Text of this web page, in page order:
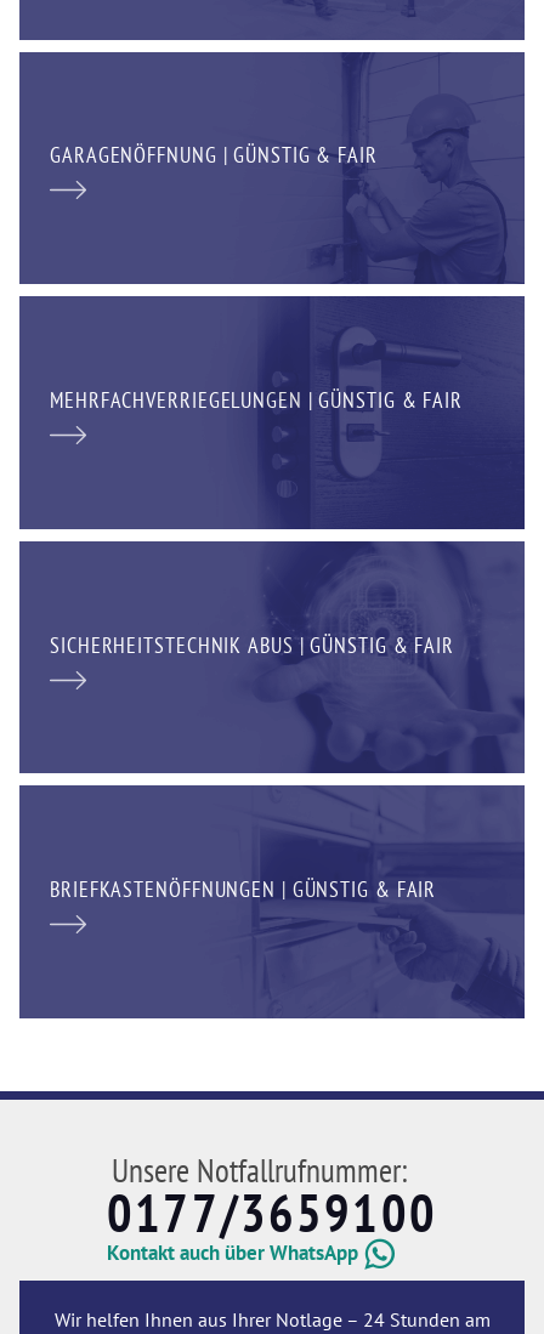
GARAGENÖFFNUNG | GÜNSTIG & FAIR
MEHRFACHVERRIEGELUNGEN | GÜNSTIG & FAIR
SICHERHEITSTECHNIK ABUS | GÜNSTIG & FAIR
BRIEFKASTENÖFFNUNGEN | GÜNSTIG & FAIR
Unsere Notfallrufnummer:
0177/3659100
Kontakt auch über WhatsApp
Wir helfen Ihnen aus Ihrer Notlage – 24 Stunden am